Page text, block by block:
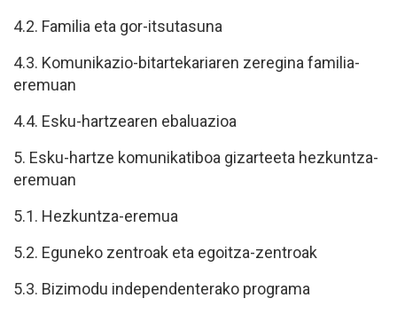
4.2. Familia eta gor-itsutasuna
4.3. Komunikazio-bitartekariaren zeregina familia-
eremuan
4.4. Esku-hartzearen ebaluazioa
5. Esku-hartze komunikatiboa gizarteeta hezkuntza-
eremuan
5.1. Hezkuntza-eremua
5.2. Eguneko zentroak eta egoitza-zentroak
5.3. Bizimodu independenterako programa